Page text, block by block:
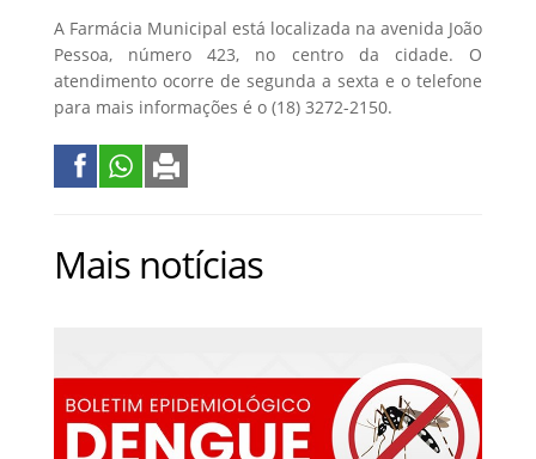
A Farmácia Municipal está localizada na avenida João
Pessoa, número 423, no centro da cidade. O
atendimento ocorre de segunda a sexta e o telefone
para mais informações é o (18) 3272-2150.
Mais notícias